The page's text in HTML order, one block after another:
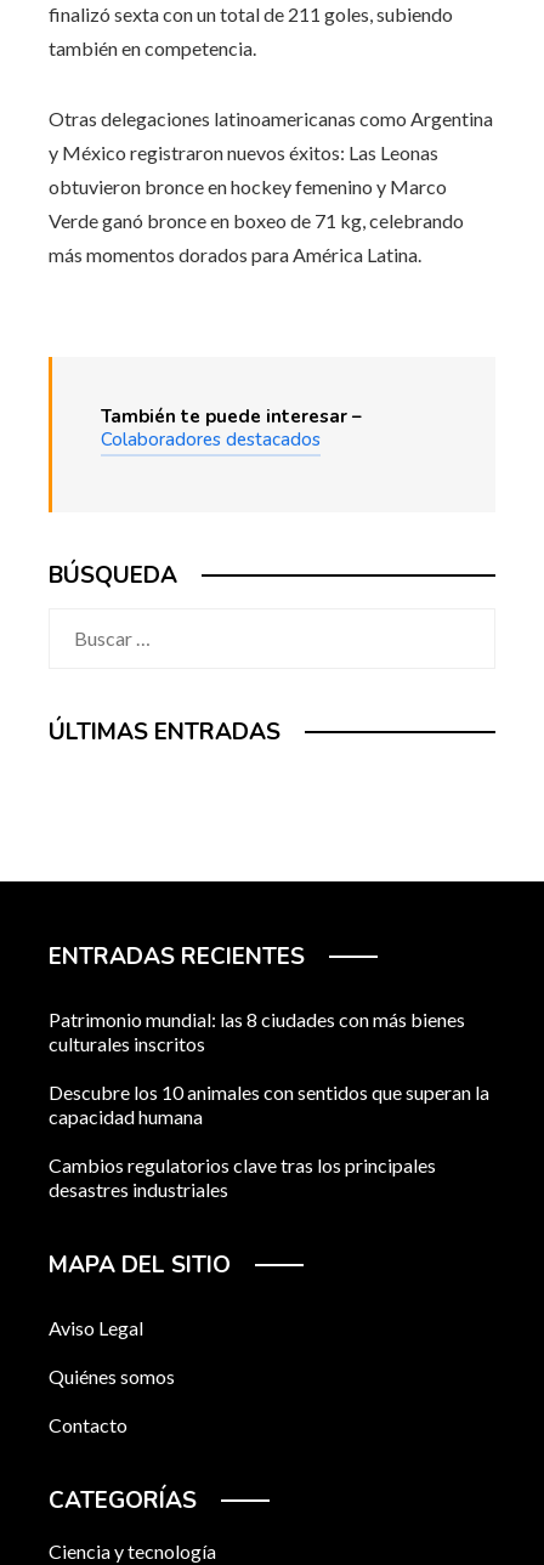
finalizó sexta con un total de 211 goles, subiendo
también en competencia.
Otras delegaciones latinoamericanas como Argentina
y México registraron nuevos éxitos: Las Leonas
obtuvieron bronce en hockey femenino y Marco
Verde ganó bronce en boxeo de 71 kg, celebrando
más momentos dorados para América Latina.
También te puede interesar –
Colaboradores destacados
BÚSQUEDA
ÚLTIMAS ENTRADAS
ENTRADAS RECIENTES
Patrimonio mundial: las 8 ciudades con más bienes
culturales inscritos
Descubre los 10 animales con sentidos que superan la
capacidad humana
Cambios regulatorios clave tras los principales
desastres industriales
MAPA DEL SITIO
Aviso Legal
Quiénes somos
Contacto
CATEGORÍAS
Ciencia y tecnología